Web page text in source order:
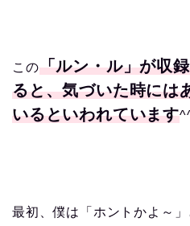
この「ルン・ル」が収
ると、気づいた時には
いるといわれています
最初、僕は「ホントかよ～」